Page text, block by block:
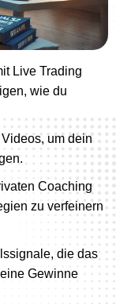
Live Trading
wie du
um dein
Coaching
zu verfeinern
die das
Gewinne